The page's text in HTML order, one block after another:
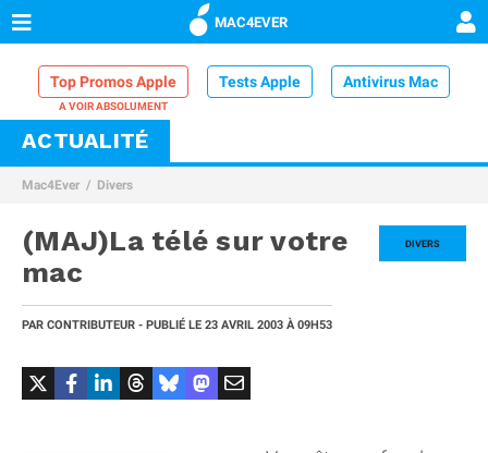
MAC4EVER
Top Promos Apple Tests Apple Antivirus Mac
VPN Mac
Comparatif iPhone
ACTUALITÉ
Mac4Ever Divers
DIVERS
(MAJ)La télé sur votre
mac
PAR CONTRIBUTEUR - PUBLIÉ LE 23 AVRIL 2003 À 09H53